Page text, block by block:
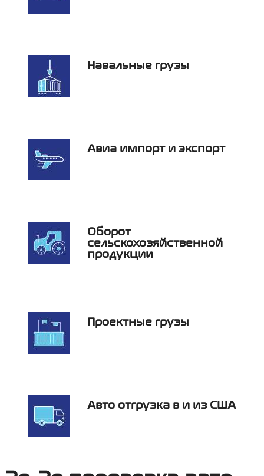
Навальные грузы
Авиа импорт и экспорт
Оборот
сельскохозяйственной
продукции
Проектные грузы
Авто отгрузка в и из США